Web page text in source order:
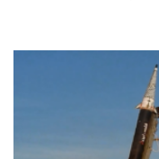
وتعالى – القول